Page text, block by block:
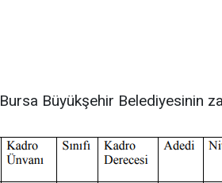
Bursa Büyükşehir Belediyesinin